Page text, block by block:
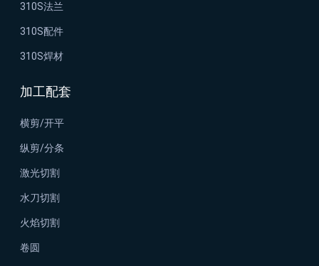
310S法兰
310S配件
310S焊材
加工配套
横剪/开平
纵剪/分条
激光切割
水刀切割
火焰切割
卷圆